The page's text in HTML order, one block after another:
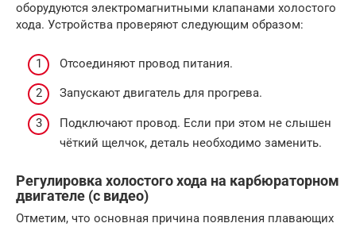
оборудуются электромагнитными клапанами холостого
хода. Устройства проверяют следующим образом:
Отсоединяют провод питания.
Запускают двигатель для прогрева.
Подключают провод. Если при этом не слышен
чёткий щелчок, деталь необходимо заменить.
Регулировка холостого хода на карбюраторном
двигателе (с видео)
Отметим, что основная причина появления плавающих